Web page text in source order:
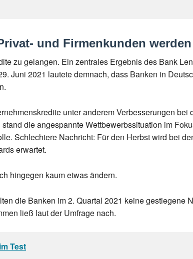
und Firmenkunden
zu gelangen. Ein zentrales Ergebnis des Bank
Juni 2021 lautete demnach, dass Banken in
unter anderem Verbesserungen
die angespannte Wettbewerbssituation im
Schlechtere Nachricht: Für den Herbst wird bei
erwartet.
hingegen kaum etwas ändern.
die Banken im 2. Quartal 2021 keine gestiegene
ließ laut der Umfrage nach.
Test